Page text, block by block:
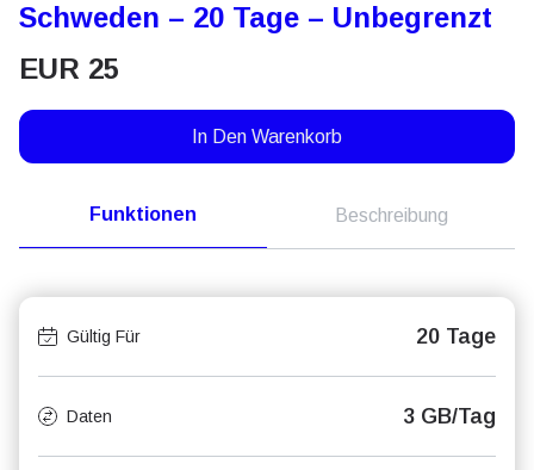
Schweden – 20 Tage – Unbegrenzt
EUR 25
In Den Warenkorb
Funktionen Beschreibung
Gültig Für 20 Tage
Daten 3 GB/Tag